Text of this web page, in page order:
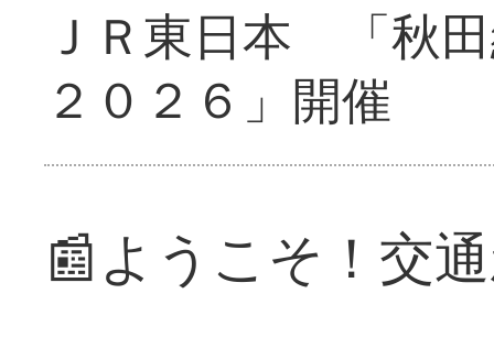
ＪＲ東日本 「秋
２０２６」開催
📰ようこそ！交